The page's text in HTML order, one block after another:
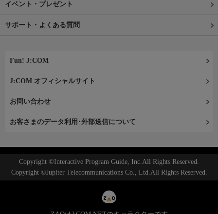
イベント・プレゼント
サポート・よくある質問
Fun! J:COM
J:COM オフィシャルサイト
お問い合わせ
お客さまのデータ利用･外部送信について
Copyright ©Interactive Program Guide, Inc.All Rights Reserved.
Copyright ©Jupiter Telecommunications Co., Ltd.All Rights Reserved.